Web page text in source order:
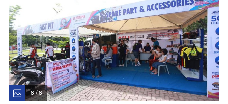
8 / 8